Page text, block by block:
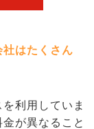
はたくさん
利用していま
が異なること